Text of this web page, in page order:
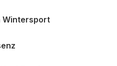
Wintersport